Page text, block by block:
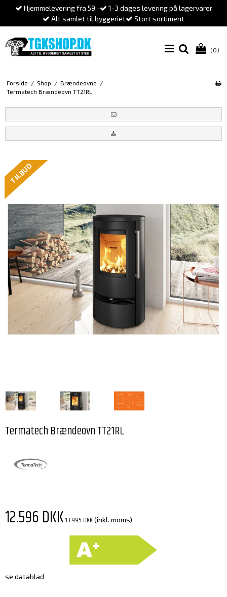
Hjemmelevering fra 59,-
1-3 dages levering på lagervarer
Alt samlet til byggeriet
Stort sortiment
(0)
Forside / Shop / Brændeovne /
Termatech Brændeovn TT21RL
TILBUD
Termatech Brændeovn TT21RL
12.596 DKK13.995 DKK(inkl. moms)
se datablad